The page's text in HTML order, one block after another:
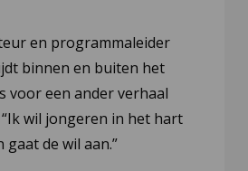
en programmaleider
binnen en buiten het
voor een ander verhaal
wil jongeren in het hart
de wil aan.”